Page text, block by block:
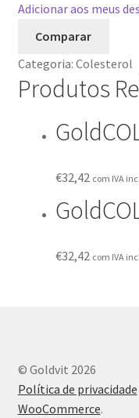
Adicionar aos meus
Comparar
Categoria: Colesterol
Produtos
€32,42 com IVA
€32,42 com IVA
© Goldvit 2026
Política de privacidade
WooCommerce.